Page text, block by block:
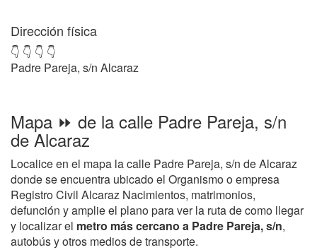
Dirección física
👇 👇 👇 👇
Padre Pareja, s/n Alcaraz
Mapa ⏩ de la calle Padre Pareja, s/n
de Alcaraz
Localice en el mapa la calle Padre Pareja, s/n de Alcaraz
donde se encuentra ubicado el Organismo o empresa
Registro Civil Alcaraz Nacimientos, matrimonios,
defunción y amplie el plano para ver la ruta de como llegar
y localizar el metro más cercano a Padre Pareja, s/n,
autobús y otros medios de transporte.